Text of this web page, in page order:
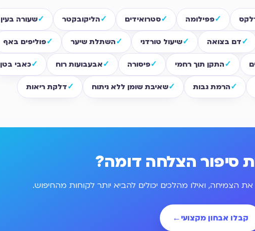
פפילומה סטרואידים הליקובקטר שעורה בעין
דם בצואה שיעול טורדני השתלת שיער פוליפים באף
התקן תוך רחמי פיסורה אבעבועות רוח כאבי בטן
הרמת גבות שאיבת שומן ללא ניתוח דלקת ריאות
סיפור הצלחה דומה?
הצמיחה, ואילו מהלכים יכולים להביא יותר לקוחות מהחיפוש.
קבלו אבחון מקצועי ←